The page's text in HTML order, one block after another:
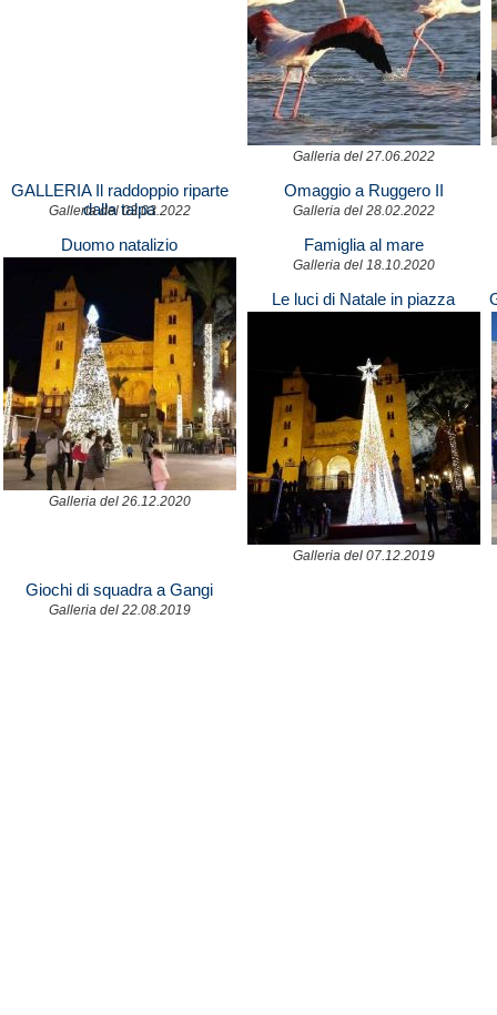
Galleria del 27.06.2022
GALLERIA Il raddoppio riparte
dalla talpa
Galleria del 03.03.2022
Omaggio a Ruggero II
Galleria del 28.02.2022
Duomo natalizio
Galleria del 26.12.2020
Famiglia al mare
Galleria del 18.10.2020
Le luci di Natale in piazza
Duomo
Galleria del 07.12.2019
Giochi di squadra a Gangi
Galleria del 22.08.2019